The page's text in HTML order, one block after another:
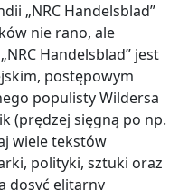
„NRC Handelsblad”
nie rano, ale
Handelsblad” jest
postępowym
populisty Wildersa
(prędzej sięgną po np.
wiele tekstów
polityki, sztuki oraz
dosyć elitarny